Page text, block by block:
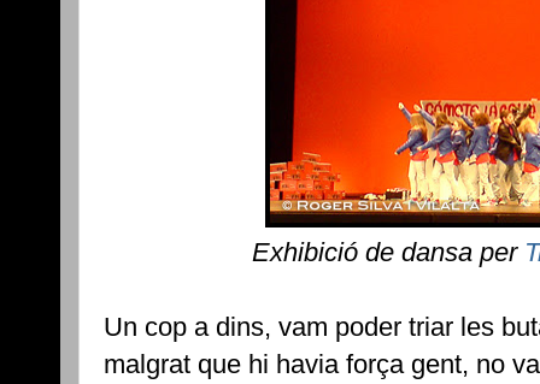
Exhibició de dansa per
Un cop a dins, vam poder triar les
malgrat que hi havia força gent, no